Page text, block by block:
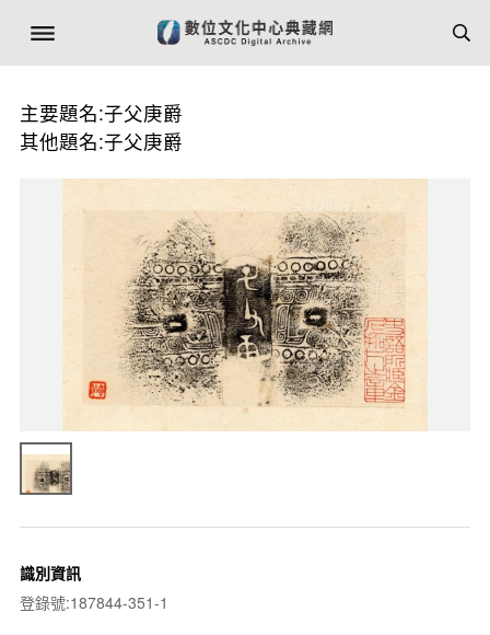
主要題名:子父庚爵
其他題名:子父庚爵
識別資訊
登錄號:187844-351-1